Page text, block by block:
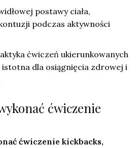
postawy ciała,
podczas aktywności
ćwiczeń ukierunkowanych
dla osiągnięcia zdrowej i
ćwiczenie
ćwiczenie kickbacks,